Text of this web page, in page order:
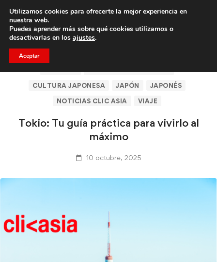
Trae a un amigo y llevaos un total de 75€ de descuento.
CULTURA JAPONESA
JAPÓN
JAPONÉS
NOTICIAS CLIC ASIA
VIAJE
Tokio: Tu guía práctica para vivirlo al
máximo
10 octubre, 2025
Utilizamos cookies para ofrecerte la mejor experiencia en
nuestra web.
Puedes aprender más sobre qué cookies utilizamos o
desactivarlas en los ajustes.
Aceptar